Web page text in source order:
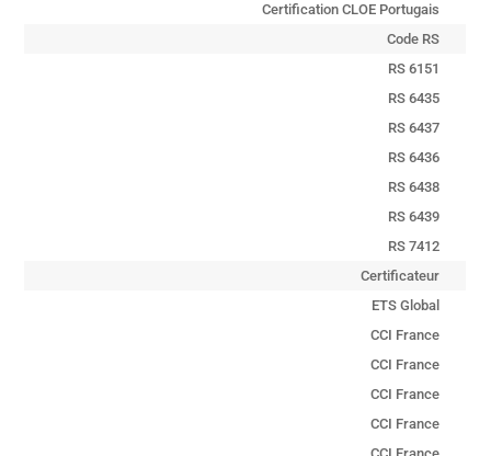
Certification CLOE Portugais
Code RS
RS 6151
RS 6435
RS 6437
RS 6436
RS 6438
RS 6439
RS 7412
Certificateur
ETS Global
CCI France
CCI France
CCI France
CCI France